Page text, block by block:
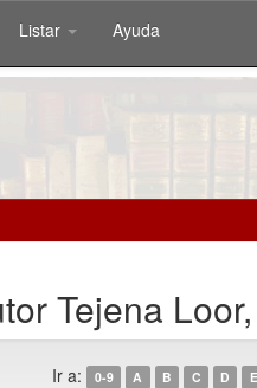
Listar Ayuda
Tejena
Ir a: 0-9 A B C D E